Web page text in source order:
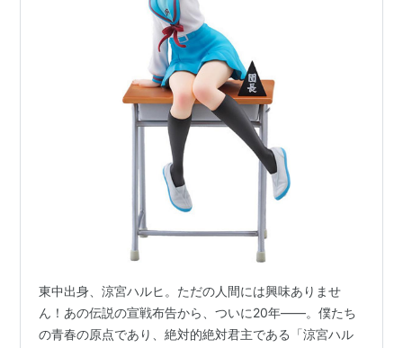
撮影監督：中上竜太
音響監督：鶴岡陽太
音楽：神前暁
アニメーション制作：京都アニメーション
製作協力：角川書店、角川メディアハウス
製作：SOS団（角川書店、角川映画、京都アニメー
ション、クロックワークス、ランティス）
涼宮ハルヒ：平野綾
長門有希：茅原実里
東中出身、涼宮ハルヒ。ただの人間には興味ありませ
ん！あの伝説の宣戦布告から、ついに20年——。僕たち
の青春の原点であり、絶対的絶対君主である「涼宮ハル